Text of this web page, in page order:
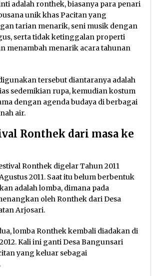
adalah ronthek, biasanya para penari
unik khas Pacitan yang
tarian menarik, seni musik dengan
serta tidak ketinggalan properti
menambah menarik acara tahunan
tersebut diantaranya adalah
sedemikian rupa, kemudian kostum
dengan agenda budaya di berbagai
air.
Ronthek dari masa ke
Ronthek digelar Tahun 2011
2011. Saat itu belum berbentuk
adalah lomba, dimana pada
oleh Ronthek dari Desa
Arjosari.
lomba Ronthek kembali diadakan di
Kali ini ganti Desa Bangunsari
yang keluar sebagai